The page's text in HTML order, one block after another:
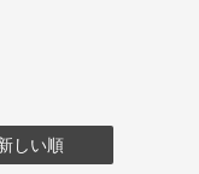
しい順